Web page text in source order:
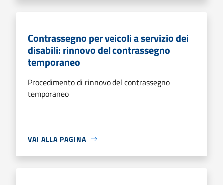
Contrassegno per veicoli a servizio dei
disabili: rinnovo del contrassegno
temporaneo
Procedimento di rinnovo del contrassegno
temporaneo
VAI ALLA PAGINA